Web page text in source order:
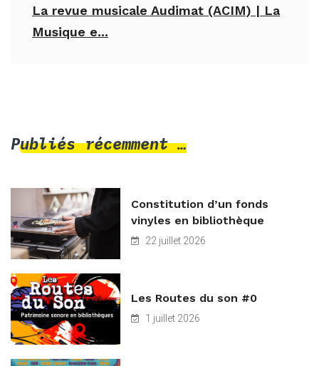
La revue musicale Audimat (ACIM) | La
Musique e...
Publiés récemment …
Constitution d’un fonds
vinyles en bibliothèque
22 juillet 2026
Les Routes du son #0
1 juillet 2026